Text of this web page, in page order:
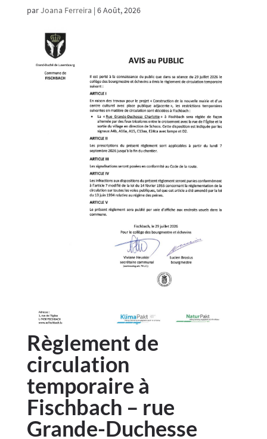
parJoana Ferreira | 6 Août, 2026
Règlement de
circulation
temporaire à
Fischbach – rue
Grande-Duchesse